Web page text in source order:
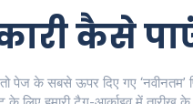
कैसे
पेज के सबसे ऊपर दिए गए ‘नवीनतम’